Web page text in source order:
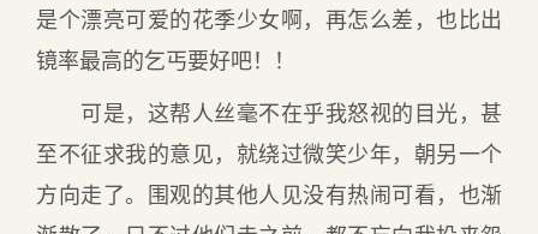
是个漂亮可爱的花季少女啊，再怎么差，也比出
镜率最高的乞丐要好吧！！
可是，这帮人丝毫不在乎我怒视的目光，甚
至不征求我的意见，就绕过微笑少年，朝另一个
方向走了。围观的其他人见没有热闹可看，也渐